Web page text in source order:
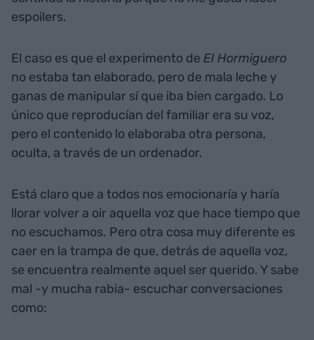
espoilers.
El caso es que el experimento de El Hormiguero
no estaba tan elaborado, pero de mala leche y
ganas de manipular sí que iba bien cargado. Lo
único que reproducían del familiar era su voz,
pero el contenido lo elaboraba otra persona,
oculta, a través de un ordenador.
Está claro que a todos nos emocionaría y haría
llorar volver a oir aquella voz que hace tiempo que
no escuchamos. Pero otra cosa muy diferente es
caer en la trampa de que, detrás de aquella voz,
se encuentra realmente aquel ser querido. Y sabe
mal -y mucha rabia- escuchar conversaciones
como: